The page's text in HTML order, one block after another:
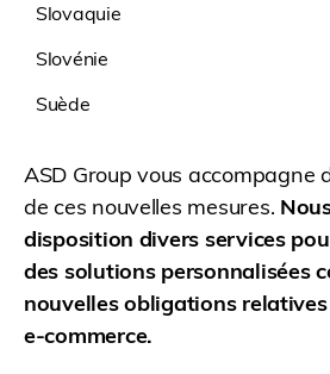
Slovaquie
Slovénie
Suède
ASD Group vous accompagne
de ces nouvelles mesures.
disposition divers services
des solutions personnalisées
nouvelles obligations
e-commerce.